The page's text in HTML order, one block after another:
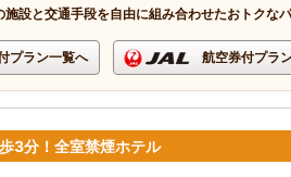
施設と交通手段を自由に組み合わせたおトクな
プラン一覧へ 航空券付プラ
3分！全室禁煙ホテル